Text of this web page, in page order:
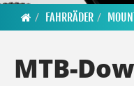
FAHRRÄDER
MTB-